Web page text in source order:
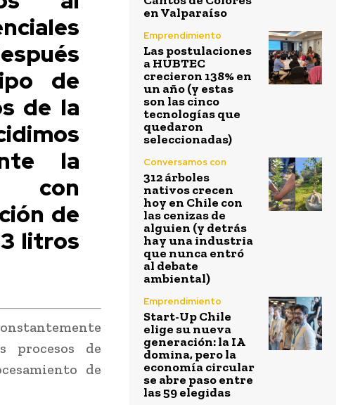
de
de la
la
con
de
litros
procesos de
de
en Valparaíso
Emprendimiento
Las postulaciones
a HUBTEC
crecieron 138% en
un año (y estas
son las cinco
tecnologías que
quedaron
seleccionadas)
Conversamos con
312 árboles
nativos crecen
hoy en Chile con
las cenizas de
alguien (y detrás
hay una industria
que nunca entró
al debate
ambiental)
Emprendimiento
Start-Up Chile
elige su nueva
generación: la IA
domina, pero la
economía circular
se abre paso entre
las 59 elegidas